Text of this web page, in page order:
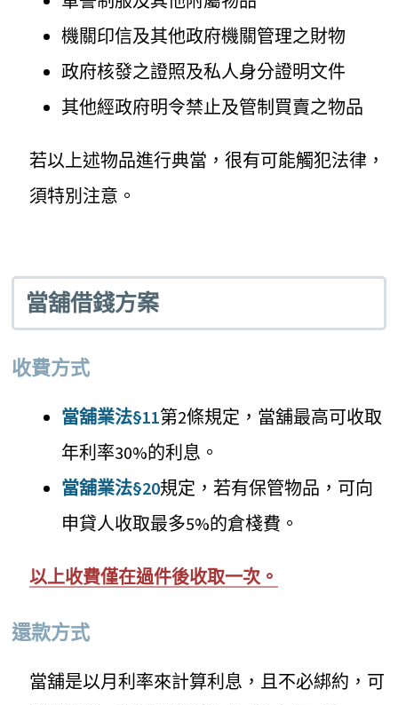
機關印信及其他政府機關管理之財物
政府核發之證照及私人身分證明文件
其他經政府明令禁止及管制買賣之物品
若以上述物品進行典當，很有可能觸犯法律，
須特別注意。
當舖借錢方案
收費方式
當舖業法§11第2條規定，當舖最高可收取
年利率30%的利息。
當舖業法§20規定，若有保管物品，可向
申貸人收取最多5%的倉棧費。
以上收費僅在過件後收取一次。
還款方式
當舖是以月利率來計算利息，且不必綁約，可